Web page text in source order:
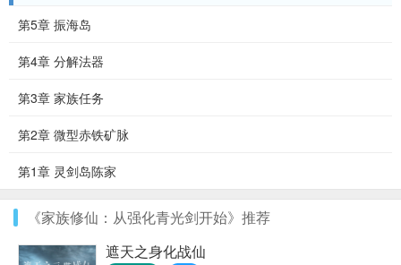
第5章 振海岛
第4章 分解法器
第3章 家族任务
第2章 微型赤铁矿脉
第1章 灵剑岛陈家
《家族修仙：从强化青光剑开始》推荐
遮天之身化战仙